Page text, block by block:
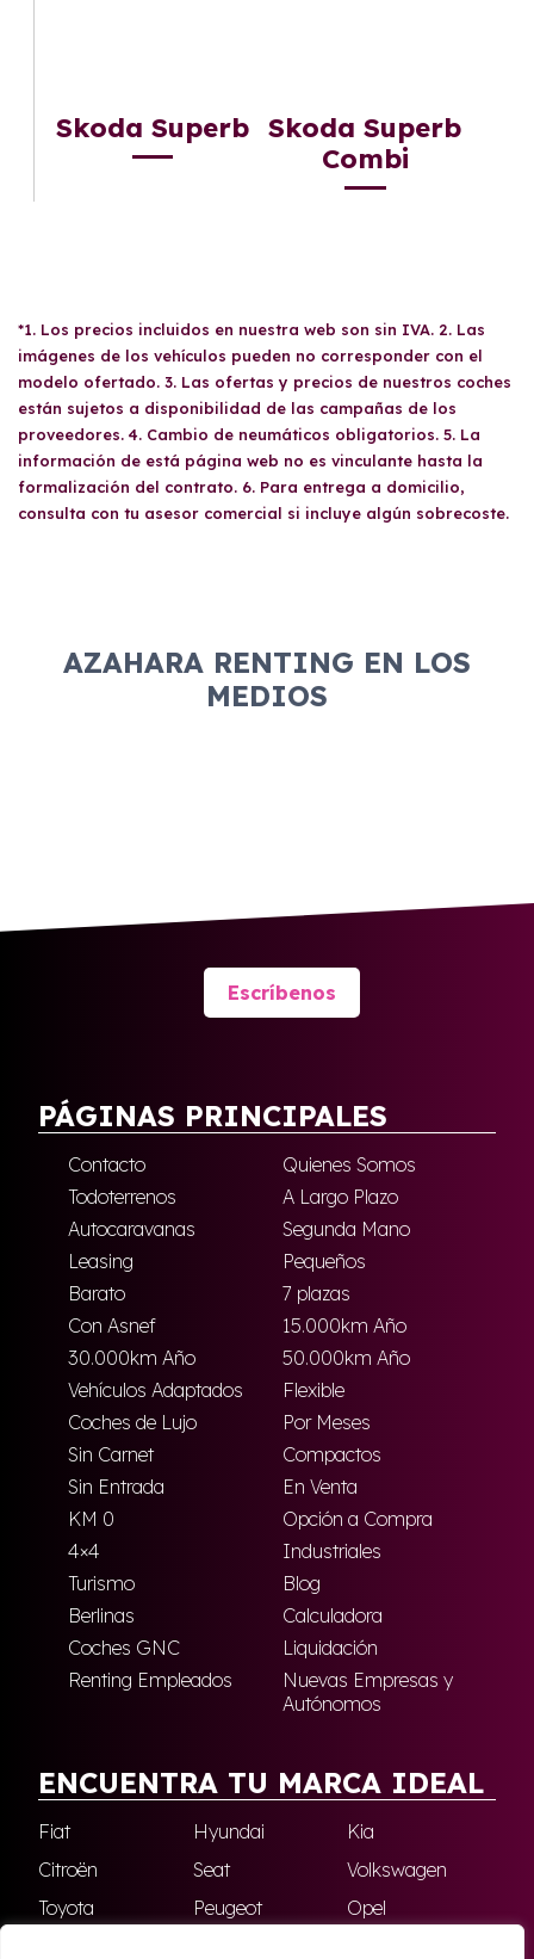
Skoda Superb Skoda Superb
Combi
*1. Los precios incluidos en nuestra web son sin IVA. 2. Las
imágenes de los vehículos pueden no corresponder con el
modelo ofertado. 3. Las ofertas y precios de nuestros coches
están sujetos a disponibilidad de las campañas de los
proveedores. 4. Cambio de neumáticos obligatorios. 5. La
información de está página web no es vinculante hasta la
formalización del contrato. 6. Para entrega a domicilio,
consulta con tu asesor comercial si incluye algún sobrecoste.
AZAHARA RENTING EN LOS
MEDIOS
Escríbenos
PÁGINAS PRINCIPALES
Contacto
Quienes Somos
Todoterrenos
A Largo Plazo
Autocaravanas
Segunda Mano
Leasing
Pequeños
Barato
7 plazas
Con Asnef
15.000km Año
30.000km Año
50.000km Año
Vehículos Adaptados
Flexible
Coches de Lujo
Por Meses
Sin Carnet
Compactos
Sin Entrada
En Venta
KM 0
Opción a Compra
4×4
Industriales
Turismo
Blog
Berlinas
Calculadora
Coches GNC
Liquidación
Renting Empleados
Nuevas Empresas y
Autónomos
ENCUENTRA TU MARCA IDEAL
Fiat Hyundai
Kia
Citroën
Seat
Volkswagen
Toyota
Peugeot
Opel